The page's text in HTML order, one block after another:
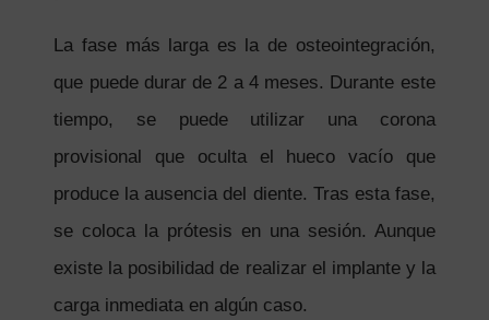
La fase más larga es la de osteointegración,
que puede durar de 2 a 4 meses. Durante este
tiempo, se puede utilizar una corona
provisional que oculta el hueco vacío que
produce la ausencia del diente. Tras esta fase,
se coloca la prótesis en una sesión. Aunque
existe la posibilidad de realizar el implante y la
carga inmediata en algún caso.